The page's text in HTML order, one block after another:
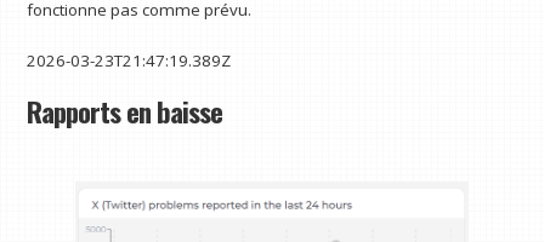
fonctionne pas comme prévu.
2026-03-23T21:47:19.389Z
Rapports en baisse